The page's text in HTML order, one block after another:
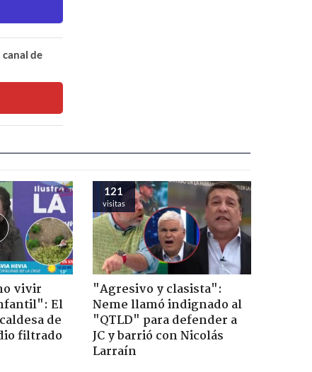
de
vivir
El
de
filtrado
121
visitas
"Agresivo y clasista":
Neme llamó indignado al
"QTLD" para defender a
JC y barrió con Nicolás
Larraín